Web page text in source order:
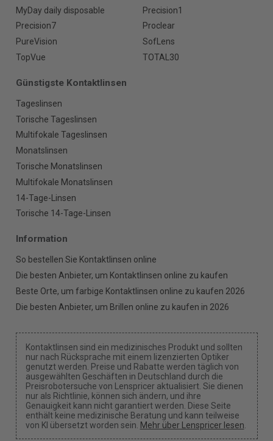
MyDay daily disposable
Precision1
Precision7
Proclear
PureVision
SofLens
TopVue
TOTAL30
Günstigste Kontaktlinsen
Tageslinsen
Torische Tageslinsen
Multifokale Tageslinsen
Monatslinsen
Torische Monatslinsen
Multifokale Monatslinsen
14-Tage-Linsen
Torische 14-Tage-Linsen
Information
So bestellen Sie Kontaktlinsen online
Die besten Anbieter, um Kontaktlinsen online zu kaufen
Beste Orte, um farbige Kontaktlinsen online zu kaufen 2026
Die besten Anbieter, um Brillen online zu kaufen in 2026
Kontaktlinsen sind ein medizinisches Produkt und sollten
nur nach Rücksprache mit einem lizenzierten Optiker
genutzt werden. Preise und Rabatte werden täglich von
ausgewählten Geschäften in Deutschland durch die
Preisrobotersuche von Lenspricer aktualisiert. Sie dienen
nur als Richtlinie, können sich ändern, und ihre
Genauigkeit kann nicht garantiert werden. Diese Seite
enthält keine medizinische Beratung und kann teilweise
von KI übersetzt worden sein. Mehr über Lenspricer lesen.